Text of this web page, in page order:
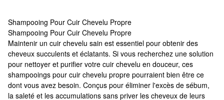
Shampooing Pour Cuir Chevelu Propre
Shampooing Pour Cuir Chevelu Propre
Shampooing Pour Cuir Chevelu Propre
Maintenir un cuir chevelu sain est essentiel pour obtenir des
cheveux succulents et éclatants. Si vous recherchez une solution
pour nettoyer et purifier votre cuir chevelu en douceur, ces
shampooings pour cuir chevelu propre pourraient bien être ce
dont vous avez besoin. Conçus pour éliminer l'excès de sébum,
la saleté et les accumulations sans priver les cheveux de leurs